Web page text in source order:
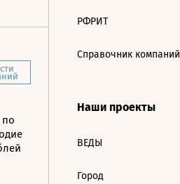
по
РФРИТ
Справочник компаний
Наши проекты
ВЕДЫ
Город